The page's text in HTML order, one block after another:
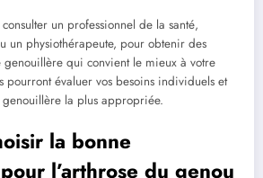
un professionnel de la santé,
un physiothérapeute, pour obtenir des
genouillère qui convient le mieux à votre
pourront évaluer vos besoins individuels et
la plus appropriée.
la bonne
l’arthrose du genou